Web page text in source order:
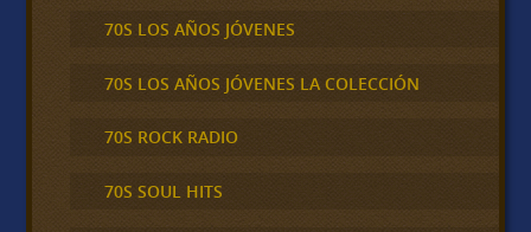
70S LOS AÑOS JÓVENES
70S LOS AÑOS JÓVENES LA COLECCIÓN
70S ROCK RADIO
70S SOUL HITS